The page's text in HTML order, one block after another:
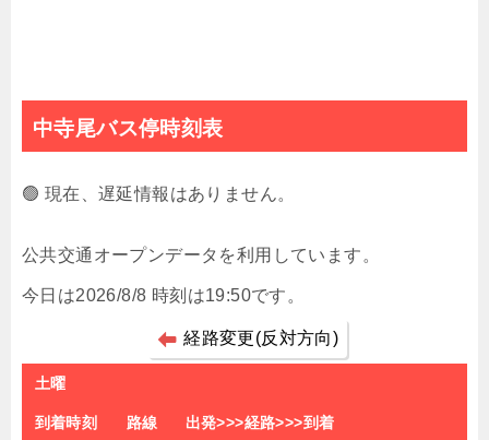
中寺尾バス停時刻表
🟢 現在、遅延情報はありません。
公共交通オープンデータを利用しています。
今日は2026/8/8 時刻は19:50です。
経路変更(反対方向)
土曜
到着時刻 路線 出発>>>経路>>>到着